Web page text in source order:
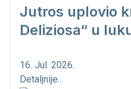
Jutros uplovio
Deliziosa“ u
16. Jul. 2026.
Detaljnije...